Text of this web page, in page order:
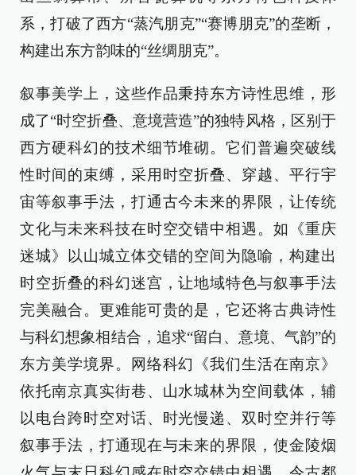
系，打破了西方“蒸汽朋克”“赛博朋克”的垄断，
构建出东方韵味的“丝绸朋克”。
叙事美学上，这些作品秉持东方诗性思维，形
成了“时空折叠、意境营造”的独特风格，区别于
西方硬科幻的技术细节堆砌。它们普遍突破线
性时间的束缚，采用时空折叠、穿越、平行宇
宙等叙事手法，打通古今未来的界限，让传统
文化与未来科技在时空交错中相遇。如《重庆
迷城》以山城立体交错的空间为隐喻，构建出
时空折叠的科幻迷宫，让地域特色与叙事手法
完美融合。更难能可贵的是，它还将古典诗性
与科幻想象相结合，追求“留白、意境、气韵”的
东方美学境界。网络科幻《我们生活在南京》
依托南京真实街巷、山水城林为空间载体，辅
以电台跨时空对话、时光慢递、双时空并行等
叙事手法，打通现在与未来的界限，使金陵烟